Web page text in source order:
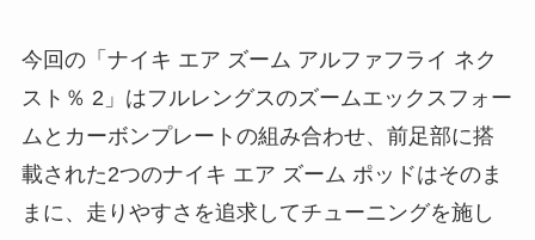
今回の「ナイキ エア ズーム アルファフライ ネク
スト％ 2」はフルレングスのズームエックスフォー
ムとカーボンプレートの組み合わせ、前足部に搭
載された2つのナイキ エア ズーム ポッドはそのま
まに、走りやすさを追求してチューニングを施し